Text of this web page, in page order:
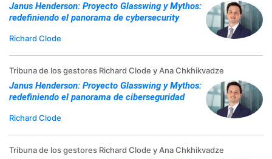
Janus Henderson: Proyecto Glasswing y Mythos:
redefiniendo el panorama de cybersecurity
Richard Clode
Tribuna de los gestores Richard Clode y Ana Chkhikvadze
Janus Henderson: Proyecto Glasswing y Mythos:
redefiniendo el panorama de ciberseguridad
Richard Clode
Tribuna de los gestores Richard Clode y Ana Chkhikvadze